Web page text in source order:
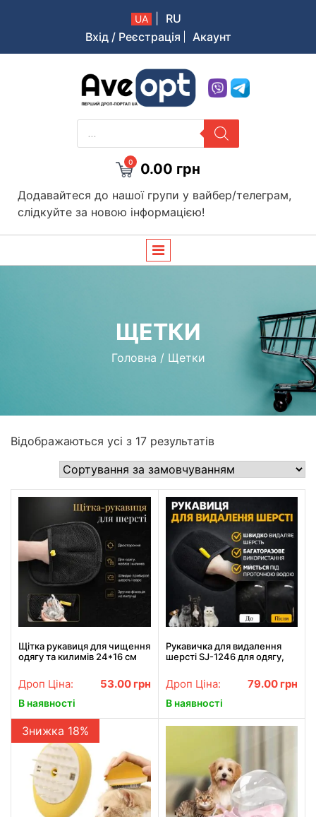
UA
RU
Вхід / Реєстрація
Акаунт
Aveopt – оптова дропшипінг платформа в Україні
PRODUCTS
SEARCH
0 0.00 грн
Додавайтеся до нашої групи у вайбер/телеграм,
слідкуйте за новою інформацією!
ЩЕТКИ
Головна / Щетки
Відображаються усі з 17 результатів
Щітка рукавиця для чищення
одягу та килимів 24*16 см
рукавиця від вовни
Дроп Ціна: 53.00 грн
В наявності
Рукавичка для видалення
шерсті SJ-1246 для одягу,
автомобіля
Дроп Ціна: 79.00 грн
В наявності
Знижка 18%